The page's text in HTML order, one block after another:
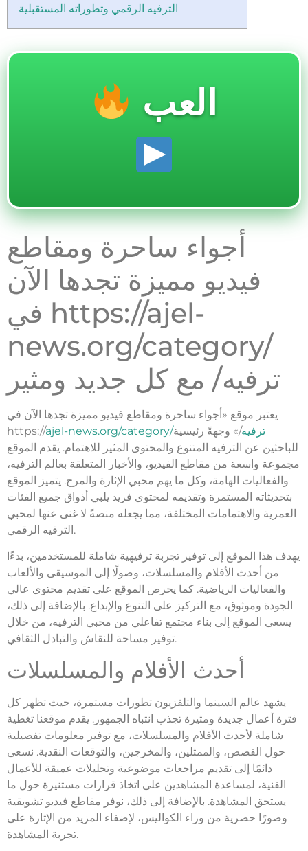
الترفيه الرقمي وتطوراته المستقبلية
العب
أجواء ساحرة ومقاطع
فيديو مميزة تجدها الآن
في https://ajel-
news.org/category/
ترفيه/ مع كل جديد ومثير
يعتبر موقع «أجواء ساحرة ومقاطع فيديو مميزة تجدها الآن في
https://
ajel-news.org/category/ترفيه/» وجهةً رئيسية
للباحثين عن الترفيه المتنوع والمحتوى المثير للاهتمام. يقدم الموقع
مجموعة واسعة من مقاطع الفيديو، والأخبار المتعلقة بعالم الترفيه،
والفعاليات الهامة، وكل ما يهم محبي الإثارة والمرح. يتميز الموقع
بتحديثاته المستمرة وتقديمه لمحتوى فريد يلبي أذواق جميع الفئات
العمرية والاهتمامات المختلفة، مما يجعله منصةً لا غنى عنها لمحبي
الترفيه الرقمي.
يهدف هذا الموقع إلى توفير تجربة ترفيهية شاملة للمستخدمين، بدءًا
من أحدث الأفلام والمسلسلات، وصولًا إلى الموسيقى والألعاب
والفعاليات الرياضية. كما يحرص الموقع على تقديم محتوى عالي
الجودة وموثوق، مع التركيز على التنوع والإبداع. بالإضافة إلى ذلك،
يسعى الموقع إلى بناء مجتمع تفاعلي من محبي الترفيه، من خلال
توفير مساحة للنقاش والتبادل الثقافي.
أحدث الأفلام والمسلسلات
يشهد عالم السينما والتلفزيون تطورات مستمرة، حيث تظهر كل
فترة أعمال جديدة ومثيرة تجذب انتباه الجمهور. يقدم موقعنا تغطية
شاملة لأحدث الأفلام والمسلسلات، مع توفير معلومات تفصيلية
حول القصص، والممثلين، والمخرجين، والتوقعات النقدية. نسعى
دائمًا إلى تقديم مراجعات موضوعية وتحليلات عميقة للأعمال
الفنية، لمساعدة المشاهدين على اتخاذ قرارات مستنيرة حول ما
يستحق المشاهدة. بالإضافة إلى ذلك، نوفر مقاطع فيديو تشويقية
وصورًا حصرية من وراء الكواليس، لإضفاء المزيد من الإثارة على
تجربة المشاهدة.